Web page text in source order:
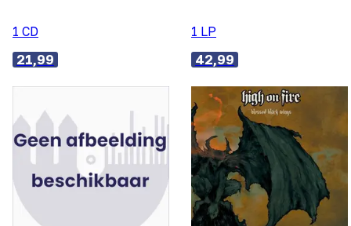
1 CD
21,99
1 LP
42,99